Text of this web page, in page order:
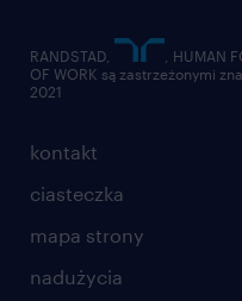
kontakt
ciasteczka
mapa strony
nadużycia
RANDSTAD,
, HUMAN
OF WORK są zastrzeżonymi
2021